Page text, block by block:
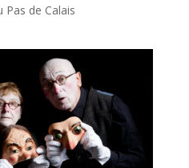
Pas de Calais